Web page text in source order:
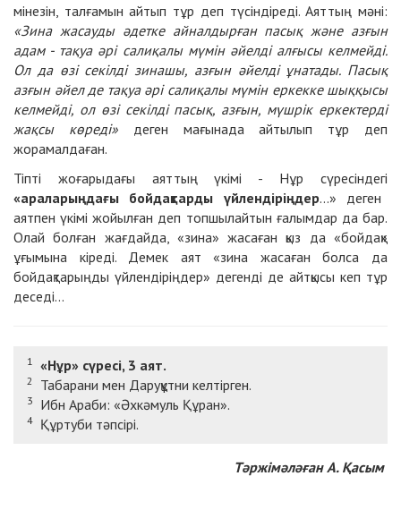
мінезін, талғамын айтып тұр деп түсіндіреді. Аяттың мәні:
«Зина жасауды әдетке айналдырған пасық және азғын
адам - тақуа әрі салиқалы мүмін әйелді алғысы келмейді.
Ол да өзі секілді зинашы, азғын әйелді ұнатады. Пасық
азғын әйел де тақуа әрі салиқалы мүмін еркекке шыққысы
келмейді, ол өзі секілді пасық, азғын, мүшрік еркектерді
жақсы көреді»деген мағынада айтылып тұр деп
жорамалдаған.
Тіпті жоғарыдағы аяттың үкімі - Нұр сүресіндегі
«араларыңдағы бойдақтарды үйлендіріңдер...» деген
аятпен үкімі жойылған деп топшылайтын ғалымдар да бар.
Олай болған жағдайда, «зина» жасаған қыз да «бойдақ»
ұғымына кіреді. Демек аят «зина жасаған болса да
бойдақтарыңды үйлендіріңдер» дегенді де айтқысы кеп тұр
деседі...
1 «Нұр» сүресі, 3 аят.
2 Табарани мен Даруқұтни келтірген.
3 Ибн Араби: «Әхкәмуль Құран».
4 Құртуби тәпсірі.
Тәржімәләған А. Қасым